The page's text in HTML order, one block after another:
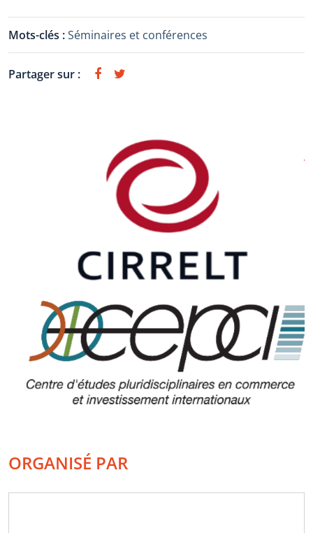
Mots-clés :Séminaires et conférences
Partager sur :
ORGANISÉ PAR